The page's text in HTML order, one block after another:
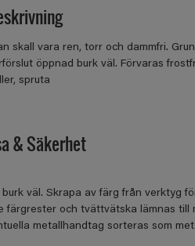
skall vara ren, torr och dammfri.
öppnad burk väl. Förvaras
spruta
& Säkerhet
väl. Skrapa av färg från verktyg
färgrester och tvättvätska lämnas
metallhandtag sorteras som